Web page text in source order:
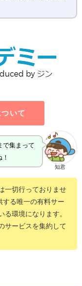
いて
知君
で集まって
一切行っておりませ
する唯一の有料サー
る環境になります。
サービスを集約して